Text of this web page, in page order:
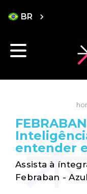
BR chevron_right
entender
Assista à
Febraban - Azul